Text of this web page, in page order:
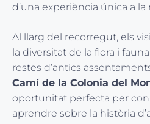
d’una experiència única a la
Al llarg del recorregut, els
la diversitat de la flora i
restes d’antics
Camí de la Colonia del
oportunitat perfecta per
aprendre sobre la història